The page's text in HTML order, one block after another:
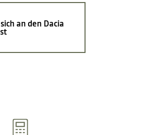
an den Dacia